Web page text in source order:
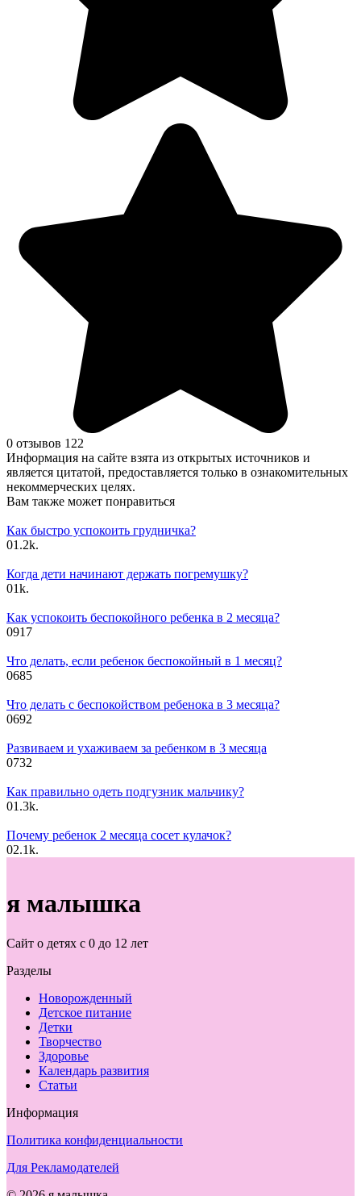
0 отзывов 122
Информация на сайте взята из открытых источников и
является цитатой, предоставляется только в ознакомительных
некоммерческих целях.
Вам также может понравиться
Как быстро успокоить грудничка?
01.2k.
Когда дети начинают держать погремушку?
01k.
Как успокоить беспокойного ребенка в 2 месяца?
0917
Что делать, если ребенок беспокойный в 1 месяц?
0685
Что делать с беспокойством ребенока в 3 месяца?
0692
Развиваем и ухаживаем за ребенком в 3 месяца
0732
Как правильно одеть подгузник мальчику?
01.3k.
Почему ребенок 2 месяца сосет кулачок?
02.1k.
я малышка
Сайт о детях с 0 до 12 лет
Разделы
Новорожденный
Детское питание
Детки
Творчество
Здоровье
Календарь развития
Статьи
Информация
Политика конфиденциальности
Для Рекламодателей